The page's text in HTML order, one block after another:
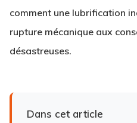
comment une lubrification
rupture mécanique aux
désastreuses.
Dans cet article